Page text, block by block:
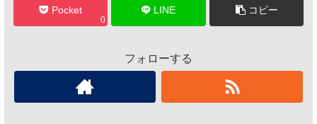
Pocket
0
LINE コピー
フォローする